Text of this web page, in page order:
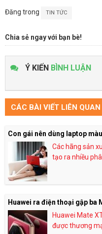
Đăng trong TIN TỨC
Chia sẻ ngay với bạn bè!
Ý KIẾN BÌNH LUẬN
CÁC BÀI VIẾT LIÊN QUAN
Con gái nên dùng laptop
Các hãng sản
tạo ra nhiều
Huawei ra điện thoại gập ba
Huawei Mate
được thương